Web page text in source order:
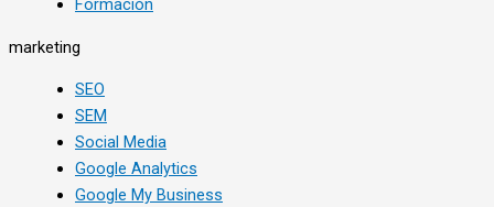
Formación
marketing
SEO
SEM
Social Media
Google Analytics
Google My Business